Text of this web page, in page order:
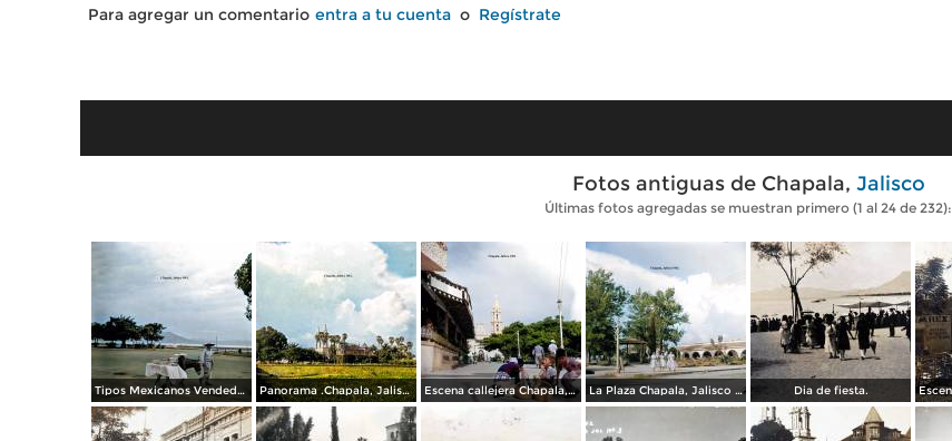
Para agregar un comentario entra a tu cuenta o Regístrate
Fotos antiguas de Chapala, Jalisco
Últimas fotos agregadas se muestran primero (1 al 24 de 232):
Tipos Mexicanos Vendedor de dulces Chapala, Jalisco 1961. Panorama .Chapala, Jalisco 1961. Escena callejera Chapala, Jalisco 1961.. La Plaza Chapala, Jalisco 1961. Dia de fiesta.